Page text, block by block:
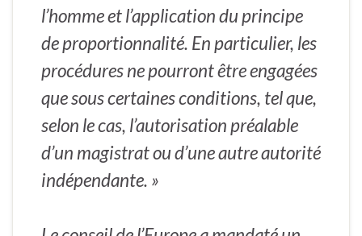
l’homme et l’application du principe
de proportionnalité. En particulier, les
procédures ne pourront être engagées
que sous certaines conditions, tel que,
selon le cas, l’autorisation préalable
d’un magistrat ou d’une autre autorité
indépendante. »